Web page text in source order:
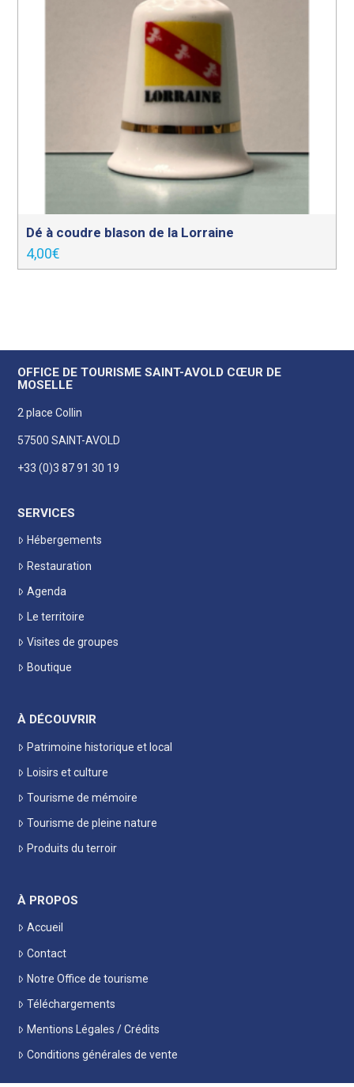
Dé à coudre blason de la Lorraine
4,00€
OFFICE DE TOURISME SAINT-AVOLD CŒUR DE
MOSELLE
2 place Collin
57500 SAINT-AVOLD
+33 (0)3 87 91 30 19
SERVICES
Hébergements
Restauration
Agenda
Le territoire
Visites de groupes
Boutique
À DÉCOUVRIR
Patrimoine historique et local
Loisirs et culture
Tourisme de mémoire
Tourisme de pleine nature
Produits du terroir
À PROPOS
Accueil
Contact
Notre Office de tourisme
Téléchargements
Mentions Légales / Crédits
Conditions générales de vente